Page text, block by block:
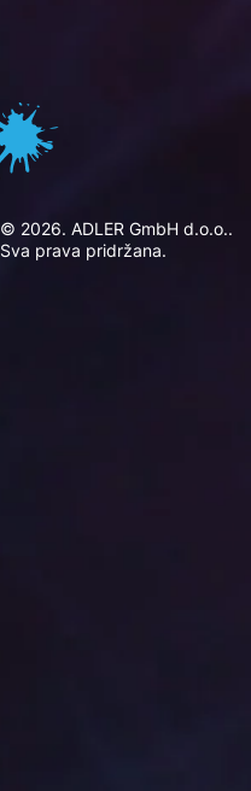
© 2026. ADLER GmbH d.o.o..
Sva prava pridržana.